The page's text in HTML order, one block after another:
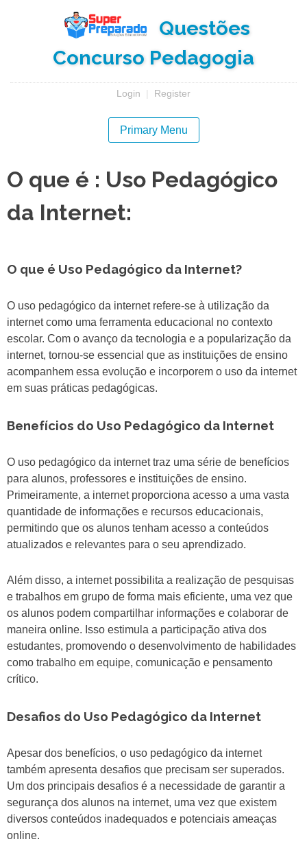
Questões
Concurso Pedagogia
Login | Register
Primary Menu
O que é : Uso Pedagógico
da Internet:
O que é Uso Pedagógico da Internet?
O uso pedagógico da internet refere-se à utilização da
internet como uma ferramenta educacional no contexto
escolar. Com o avanço da tecnologia e a popularização da
internet, tornou-se essencial que as instituições de ensino
acompanhem essa evolução e incorporem o uso da internet
em suas práticas pedagógicas.
Benefícios do Uso Pedagógico da Internet
O uso pedagógico da internet traz uma série de benefícios
para alunos, professores e instituições de ensino.
Primeiramente, a internet proporciona acesso a uma vasta
quantidade de informações e recursos educacionais,
permitindo que os alunos tenham acesso a conteúdos
atualizados e relevantes para o seu aprendizado.
Além disso, a internet possibilita a realização de pesquisas
e trabalhos em grupo de forma mais eficiente, uma vez que
os alunos podem compartilhar informações e colaborar de
maneira online. Isso estimula a participação ativa dos
estudantes, promovendo o desenvolvimento de habilidades
como trabalho em equipe, comunicação e pensamento
crítico.
Desafios do Uso Pedagógico da Internet
Apesar dos benefícios, o uso pedagógico da internet
também apresenta desafios que precisam ser superados.
Um dos principais desafios é a necessidade de garantir a
segurança dos alunos na internet, uma vez que existem
diversos conteúdos inadequados e potenciais ameaças
online.